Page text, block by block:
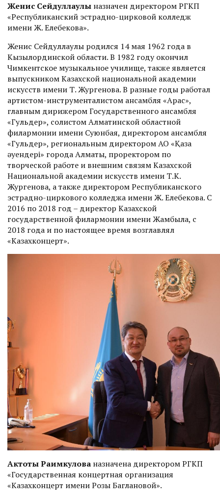
Женис Сейдуллаулы назначен директором РГКП
«Республиканский эстрадно-цирковой колледж
имени Ж. Елебекова».
Женис Сейдуллаулы родился 14 мая 1962 года в
Кызылординской области. В 1982 году окончил
Чимкентское музыкальное училище, также является
выпускником Казахской национальной академии
искусств имени Т. Жургенова. В разные годы работал
артистом-инструменталистом ансамбля «Арқас»,
главным дирижером Государственного ансамбля
«Гульдер», солистом Алматинской областной
филармонии имени Суюнбая, директором ансамбля
«Гульдер», региональным директором АО «Қазақ
әуендері» города Алматы, проректором по
творческой работе и внешним связям Казахской
Национальной академии искусств имени Т.К.
Жургенова, а также директором Республиканского
эстрадно-циркового колледжа имени Ж. Елебекова. С
2016 по 2018 год – директор Казахской
государственной филармонии имени Жамбыла, с
2018 года и по настоящее время возглавлял
«Казахконцерт».
Актоты Раимкулова назначена директором РГКП
«Государственная концертная организация
«Казахконцерт имени Розы Баглановой».